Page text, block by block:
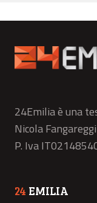
24Emilia è una
Nicola Fangareggi
P. Iva
24 EMILIA